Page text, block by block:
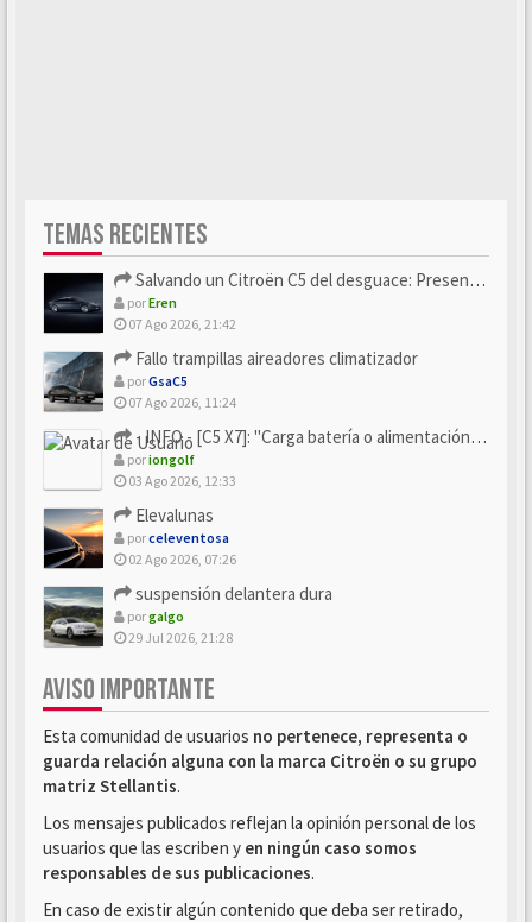
TEMAS RECIENTES
Salvando un Citroën C5 del desguace: Presentación y seguimiento
porEren
07 Ago 2026, 21:42
Fallo trampillas aireadores climatizador
porGsaC5
07 Ago 2026, 11:24
- INFO - [C5 X7]: "Carga batería o alimentación eléctri...
poriongolf
03 Ago 2026, 12:33
Elevalunas
porceleventosa
02 Ago 2026, 07:26
suspensión delantera dura
porgalgo
29 Jul 2026, 21:28
AVISO IMPORTANTE
Esta comunidad de usuarios no pertenece, representa o
guarda relación alguna con la marca Citroën o su grupo
matriz Stellantis.
Los mensajes publicados reflejan la opinión personal de los
usuarios que las escriben y en ningún caso somos
responsables de sus publicaciones.
En caso de existir algún contenido que deba ser retirado,